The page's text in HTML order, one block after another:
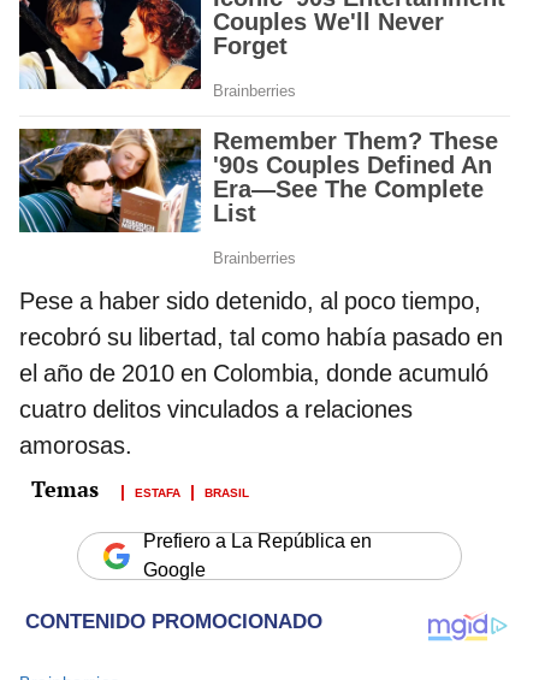
Pese a haber sido detenido, al poco tiempo,
recobró su libertad, tal como había pasado en
el año de 2010 en Colombia, donde acumuló
cuatro delitos vinculados a relaciones
amorosas.
ESTAFA BRASIL
Prefiero a La República en
Google